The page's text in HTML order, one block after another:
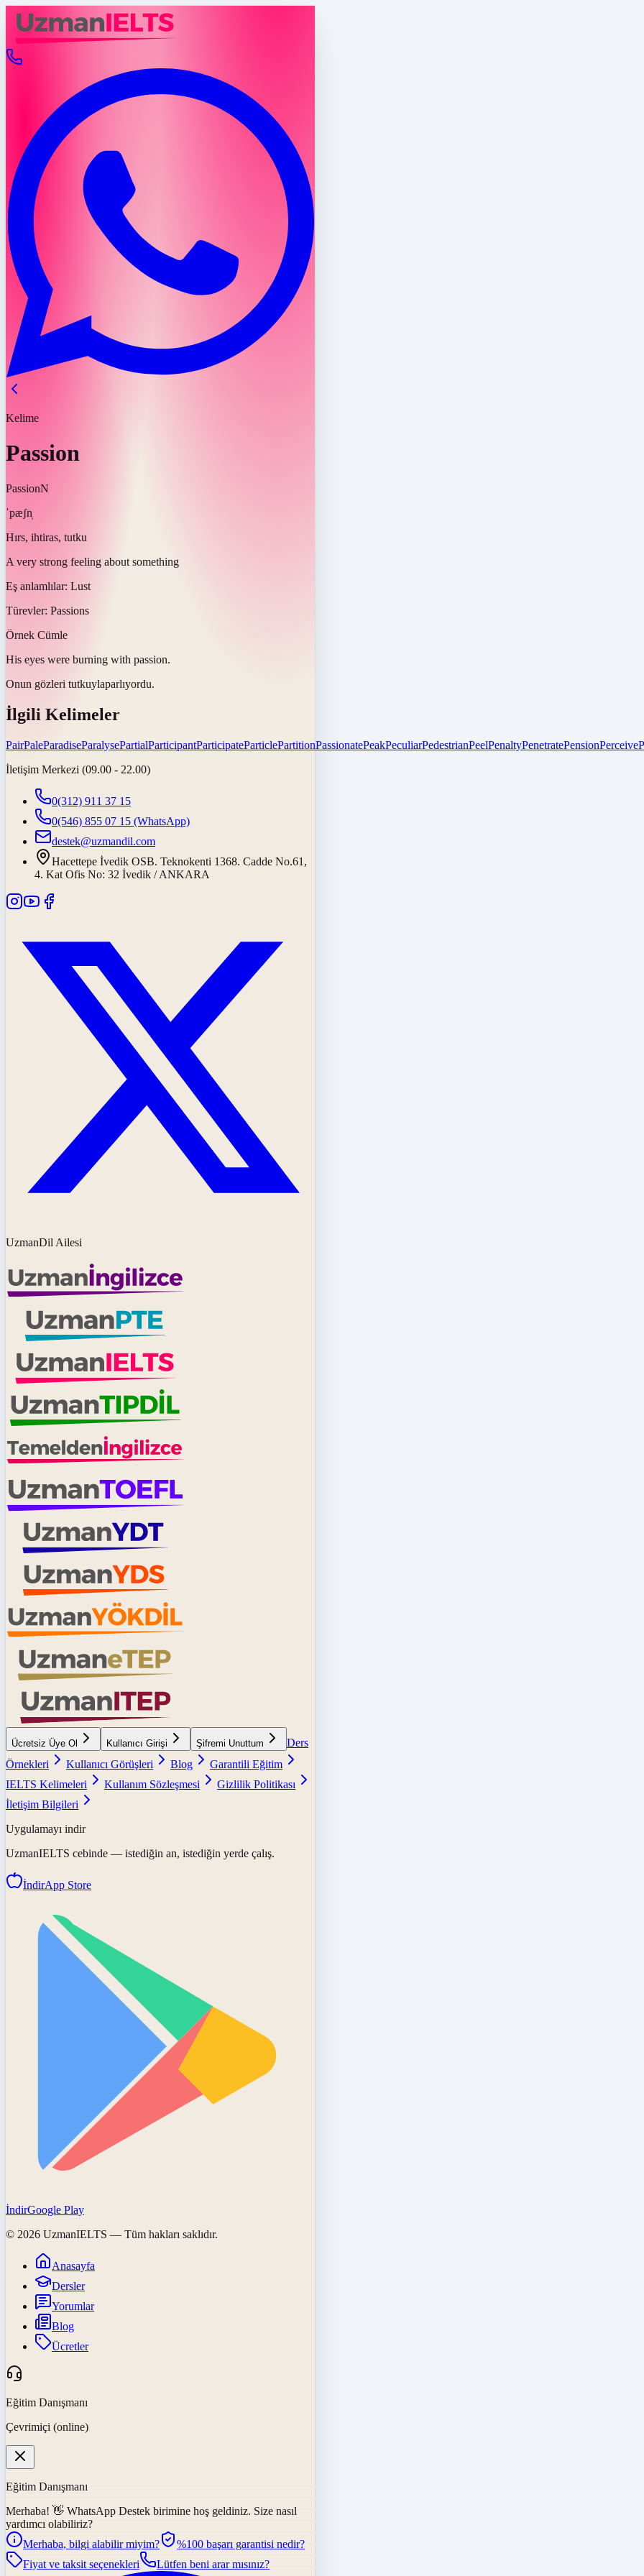
Kelime
Passion
PassionN
ˈpæʃn̩
Hırs, ihtiras, tutku
A very strong feeling about something
Eş anlamlılar: Lust
Türevler: Passions
Örnek Cümle
His eyes were burning with passion.
Onun gözleri tutkuylaparlıyordu.
İlgili Kelimeler
PairPaleParadiseParalysePartialParticipantParticipateParticlePartitionPassionatePeakPeculiarPedestrianPeelPenaltyPenetratePensionPerceive
İletişim Merkezi (09.00 - 22.00)
0(312) 911 37 15
0(546) 855 07 15 (WhatsApp)
destek@uzmandil.com
Hacettepe İvedik OSB. Teknokenti 1368. Cadde No.61,
4. Kat Ofis No: 32 İvedik / ANKARA
UzmanDil Ailesi
Ücretsiz Üye Ol Kullanıcı Girişi Şifremi Unuttum
Ders
Örnekleri
Kullanıcı Görüşleri Blog
Garantili Eğitim
IELTS Kelimeleri
Kullanım Sözleşmesi
Gizlilik Politikası
İletişim Bilgileri
Uygulamayı indir
UzmanIELTS cebinde — istediğin an, istediğin yerde çalış.
İndirApp Store
İndirGoogle Play
© 2026 UzmanIELTS — Tüm hakları saklıdır.
Anasayfa
Dersler
Yorumlar
Blog
Ücretler
Eğitim Danışmanı
Çevrimiçi (online)
Eğitim Danışmanı
Merhaba! 👋 WhatsApp Destek birimine hoş geldiniz. Size nasıl
yardımcı olabiliriz?
Merhaba, bilgi alabilir miyim?
%100 başarı garantisi nedir?
Fiyat ve taksit seçenekleri
Lütfen beni arar mısınız?